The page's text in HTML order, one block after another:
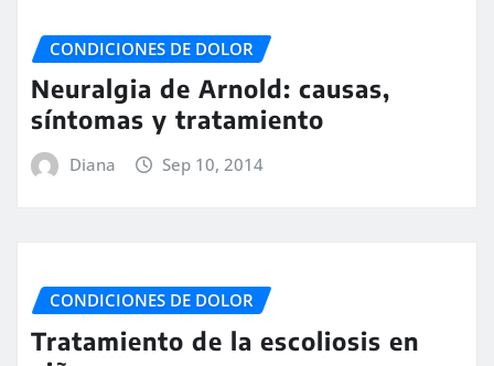
CONDICIONES DE DOLOR
Neuralgia de Arnold: causas,
síntomas y tratamiento
Diana Sep 10, 2014
CONDICIONES DE DOLOR
Tratamiento de la escoliosis en